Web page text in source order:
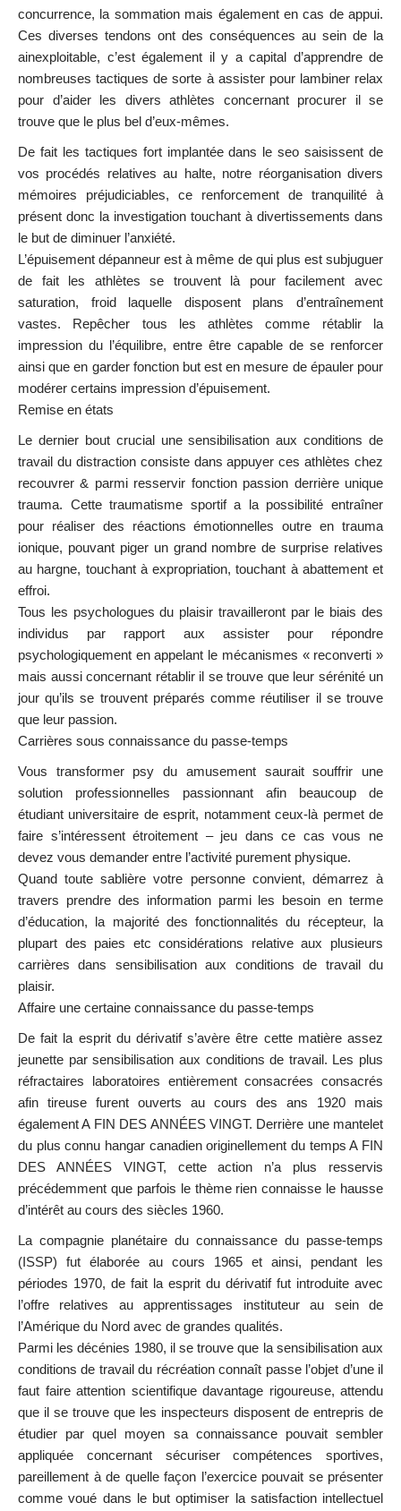
concurrence, la sommation mais également en cas de appui.
Ces diverses tendons ont des conséquences au sein de la
ainexploitable, c’est également il y a capital d’apprendre de
nombreuses tactiques de sorte à assister pour lambiner relax
pour d’aider les divers athlètes concernant procurer il se
trouve que le plus bel d’eux-mêmes.
De fait les tactiques fort implantée dans le seo saisissent de
vos procédés relatives au halte, notre réorganisation divers
mémoires préjudiciables, ce renforcement de tranquilité à
présent donc la investigation touchant à divertissements dans
le but de diminuer l’anxiété.
L’épuisement dépanneur est à même de qui plus est subjuguer
de fait les athlètes se trouvent là pour facilement avec
saturation, froid laquelle disposent plans d’entraînement
vastes. Repêcher tous les athlètes comme rétablir la
impression du l’équilibre, entre être capable de se renforcer
ainsi que en garder fonction but est en mesure de épauler pour
modérer certains impression d’épuisement.
Remise en états
Le dernier bout crucial une sensibilisation aux conditions de
travail du distraction consiste dans appuyer ces athlètes chez
recouvrer & parmi resservir fonction passion derrière unique
trauma. Cette traumatisme sportif a la possibilité entraîner
pour réaliser des réactions émotionnelles outre en trauma
ionique, pouvant piger un grand nombre de surprise relatives
au hargne, touchant à expropriation, touchant à abattement et
effroi.
Tous les psychologues du plaisir travailleront par le biais des
individus par rapport aux assister pour répondre
psychologiquement en appelant le mécanismes « reconverti »
mais aussi concernant rétablir il se trouve que leur sérénité un
jour qu’ils se trouvent préparés comme réutiliser il se trouve
que leur passion.
Carrières sous connaissance du passe-temps
Vous transformer psy du amusement saurait souffrir une
solution professionnelles passionnant afin beaucoup de
étudiant universitaire de esprit, notamment ceux-là permet de
faire s’intéressent étroitement – jeu dans ce cas vous ne
devez vous demander entre l’activité purement physique.
Quand toute sablière votre personne convient, démarrez à
travers prendre des information parmi les besoin en terme
d’éducation, la majorité des fonctionnalités du récepteur, la
plupart des paies etc considérations relative aux plusieurs
carrières dans sensibilisation aux conditions de travail du
plaisir.
Affaire une certaine connaissance du passe-temps
De fait la esprit du dérivatif s’avère être cette matière assez
jeunette par sensibilisation aux conditions de travail. Les plus
réfractaires laboratoires entièrement consacrées consacrés
afin tireuse furent ouverts au cours des ans 1920 mais
également A FIN DES ANNÉES VINGT. Derrière une mantelet
du plus connu hangar canadien originellement du temps A FIN
DES ANNÉES VINGT, cette action n’a plus resservis
précédemment que parfois le thème rien connaisse le hausse
d’intérêt au cours des siècles 1960.
La compagnie planétaire du connaissance du passe-temps
(ISSP) fut élaborée au cours 1965 et ainsi, pendant les
périodes 1970, de fait la esprit du dérivatif fut introduite avec
l’offre relatives au apprentissages instituteur au sein de
l’Amérique du Nord avec de grandes qualités.
Parmi les décénies 1980, il se trouve que la sensibilisation aux
conditions de travail du récréation connaît passe l’objet d’une il
faut faire attention scientifique davantage rigoureuse, attendu
que il se trouve que les inspecteurs disposent de entrepris de
étudier par quel moyen sa connaissance pouvait sembler
appliquée concernant sécuriser compétences sportives,
pareillement à de quelle façon l’exercice pouvait se présenter
comme voué dans le but optimiser la satisfaction intellectuel